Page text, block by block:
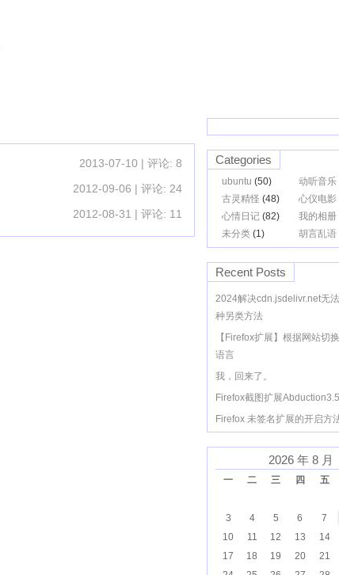
2013-07-10 | 评论: 8
2012-09-06 | 评论: 24
2012-08-31 | 评论: 11
Categories
ubuntu (50) 动听音乐
古灵精怪 (48) 心仪电影
心情日记 (82) 我的相册
未分类 (1) 胡言乱语
Recent Posts
2024解决cdn.jsdelivr.net无
种另类方法
【Firefox扩展】根据网站切
语言
我，回来了。
Firefox截图扩展
Firefox 未签名扩展的开启方
2026 年 8 月
一 二 三 四 五
3
4 5 6 7
10
11 12 13 14
17
18 19 20 21